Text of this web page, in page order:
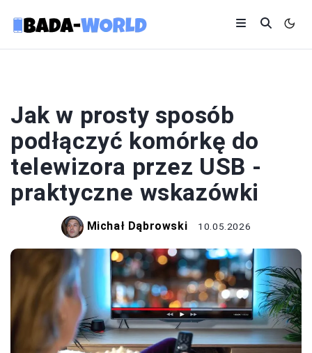
Jak w prosty sposób
podłączyć komórkę do
telewizora przez USB -
praktyczne wskazówki
Michał Dąbrowski 10.05.2026